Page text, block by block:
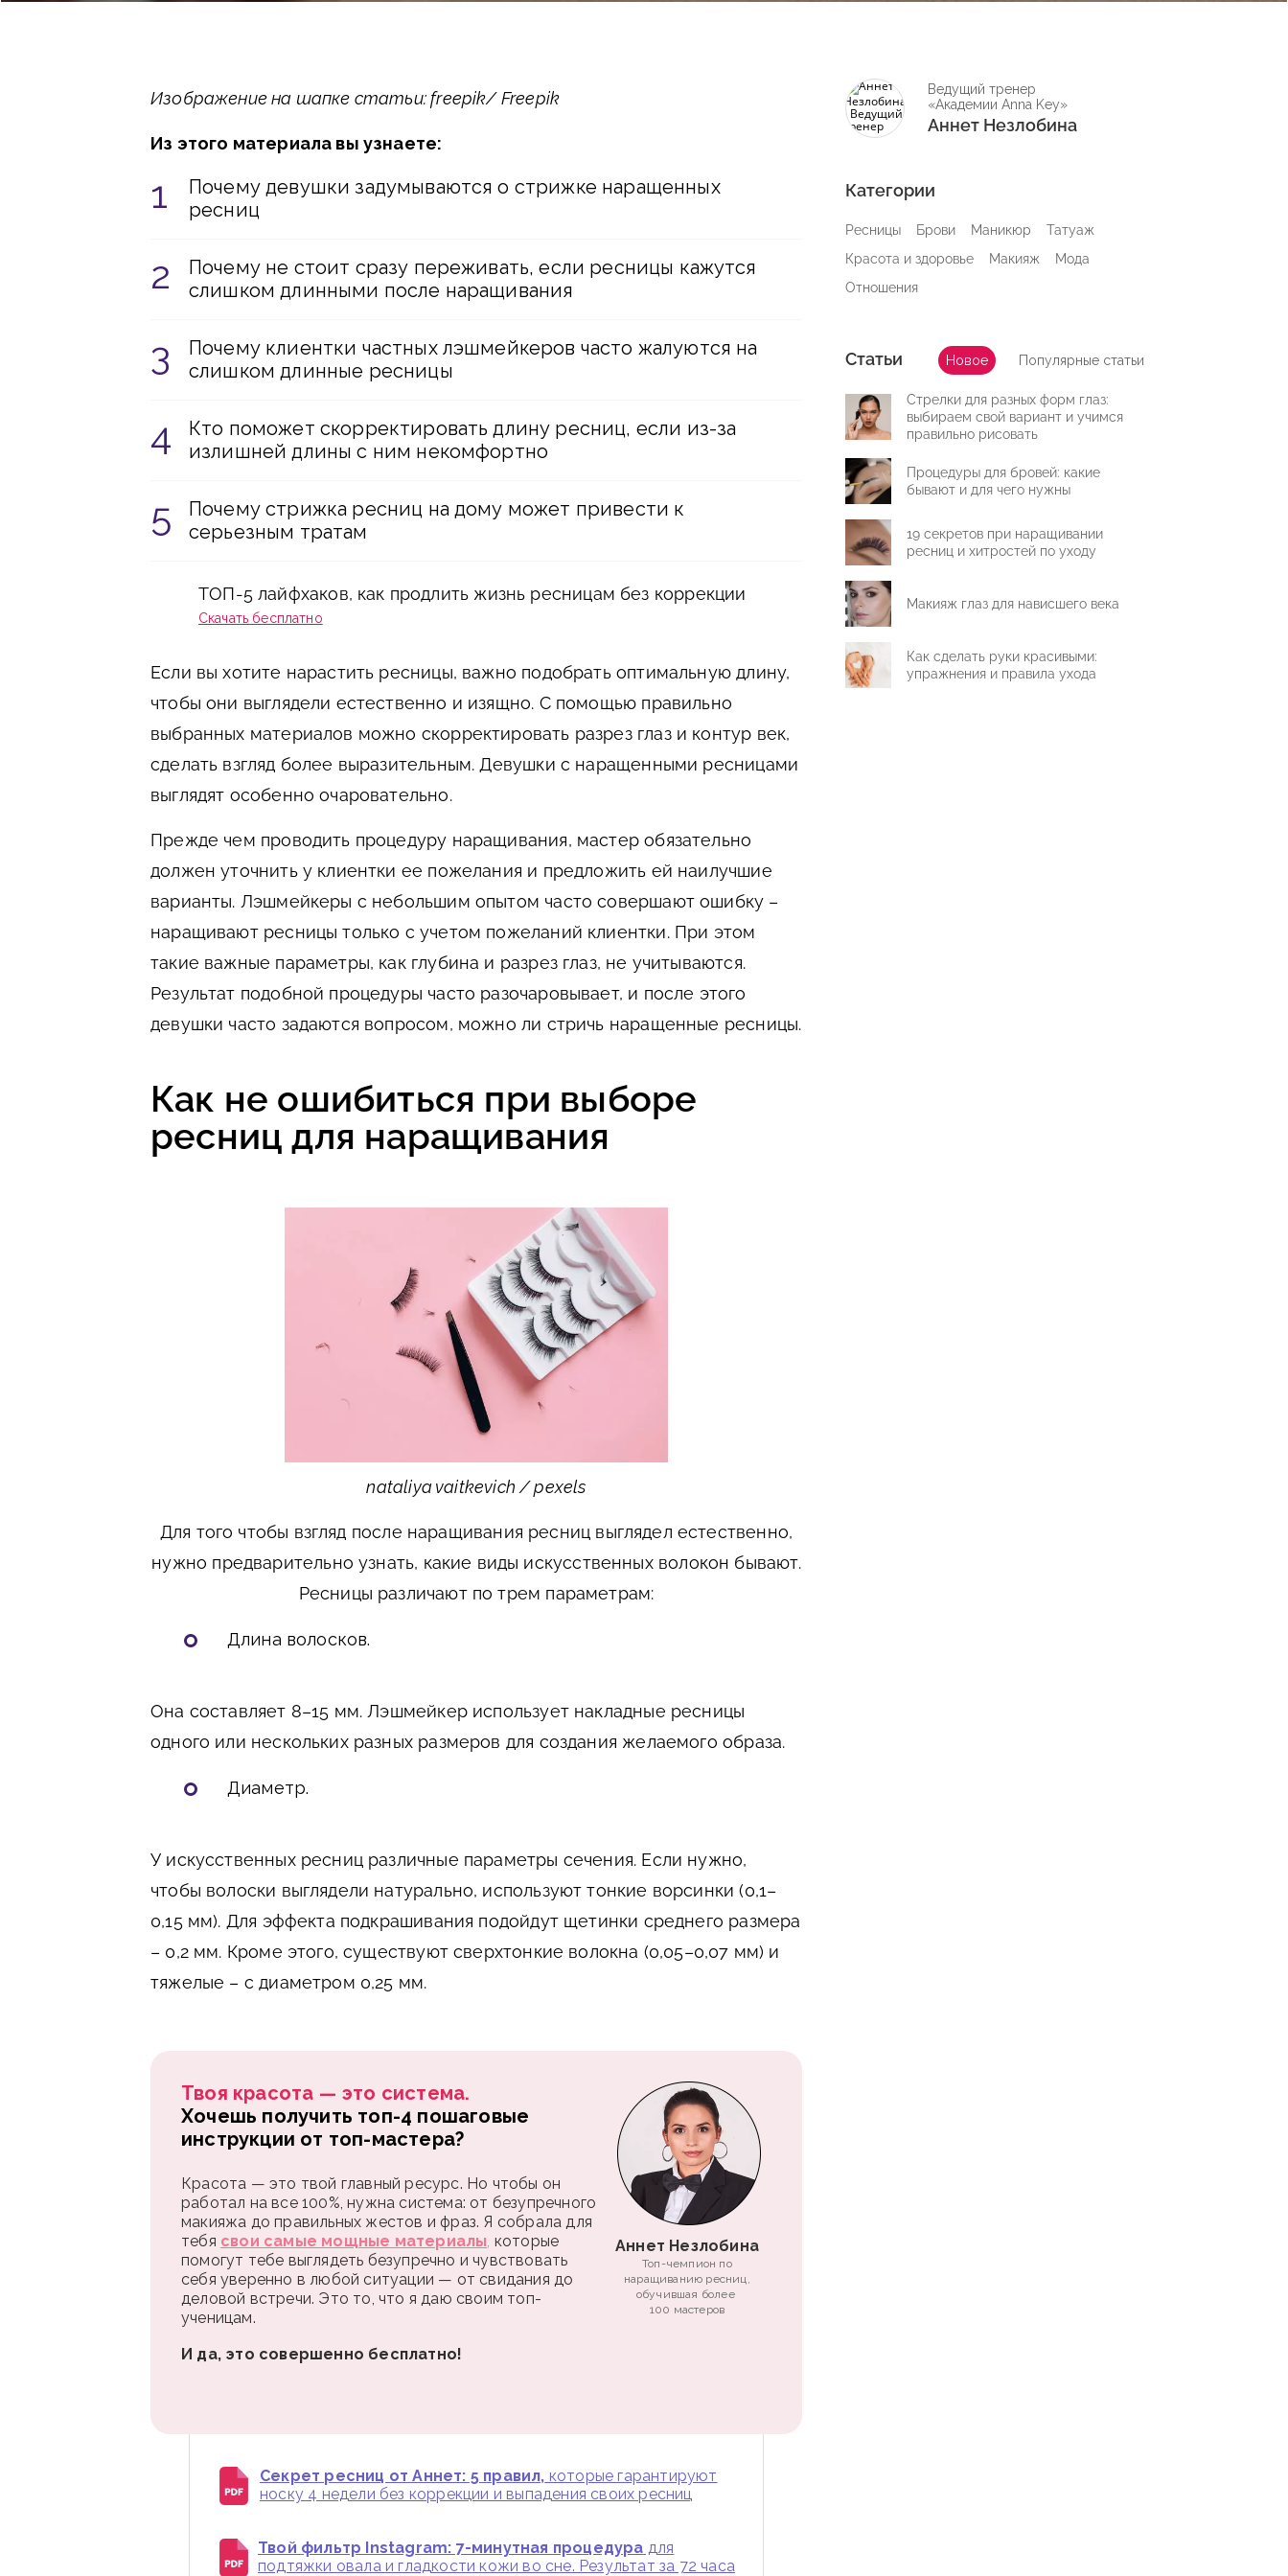
Изображение на шапке статьи: freepik/ Freepik
Из этого материала вы узнаете:
Почему девушки задумываются о стрижке наращенных
ресниц
Почему не стоит сразу переживать, если ресницы кажутся
слишком длинными после наращивания
Почему клиентки частных лэшмейкеров часто жалуются на
слишком длинные ресницы
Кто поможет скорректировать длину ресниц, если из-за
излишней длины с ним некомфортно
Почему стрижка ресниц на дому может привести к
серьезным тратам
ТОП-5 лайфхаков, как продлить жизнь ресницам без коррекции
Скачать бесплатно
Если вы хотите нарастить ресницы, важно подобрать оптимальную длину,
чтобы они выглядели естественно и изящно. С помощью правильно
выбранных материалов можно скорректировать разрез глаз и контур век,
сделать взгляд более выразительным. Девушки с наращенными ресницами
выглядят особенно очаровательно.
Прежде чем проводить процедуру наращивания, мастер обязательно
должен уточнить у клиентки ее пожелания и предложить ей наилучшие
варианты. Лэшмейкеры с небольшим опытом часто совершают ошибку –
наращивают ресницы только с учетом пожеланий клиентки. При этом
такие важные параметры, как глубина и разрез глаз, не учитываются.
Результат подобной процедуры часто разочаровывает, и после этого
девушки часто задаются вопросом, можно ли стричь наращенные ресницы.
Как не ошибиться при выборе
ресниц для наращивания
nataliya vaitkevich / pexels
Для того чтобы взгляд после наращивания ресниц выглядел естественно,
нужно предварительно узнать, какие виды искусственных волокон бывают.
Ресницы различают по трем параметрам:
Длина волосков.
Она составляет 8–15 мм. Лэшмейкер использует накладные ресницы
одного или нескольких разных размеров для создания желаемого образа.
Диаметр.
У искусственных ресниц различные параметры сечения. Если нужно,
чтобы волоски выглядели натурально, используют тонкие ворсинки (0,1–
0,15 мм). Для эффекта подкрашивания подойдут щетинки среднего размера
– 0,2 мм. Кроме этого, существуют сверхтонкие волокна (0,05–0,07 мм) и
тяжелые – с диаметром 0,25 мм.
Твоя красота — это система.
Хочешь получить топ-4 пошаговые
инструкции от топ-мастера?
Красота — это твой главный ресурс. Но чтобы он
работал на все 100%, нужна система: от безупречного
макияжа до правильных жестов и фраз. Я собрала для
тебя свои самые мощные материалы, которые
помогут тебе выглядеть безупречно и чувствовать
себя уверенно в любой ситуации — от свидания до
деловой встречи. Это то, что я даю своим топ-
ученицам.
И да, это совершенно бесплатно!
Аннет Незлобина
Топ-чемпион по
наращиванию ресниц,
обучившая более
100 мастеров
Секрет ресниц от Аннет: 5 правил, которые гарантируют
носку 4 недели без коррекции и выпадения своих ресниц
Твой фильтр Instagram: 7-минутная процедура для
подтяжки овала и гладкости кожи во сне. Результат за 72 часа
Ведущий тренер
«Академии Anna Key»
Аннет Незлобина
Категории
Ресницы Брови Маникюр
Татуаж
Красота и здоровье
Макияж
Мода
Отношения
Статьи Новое Популярные статьи
Стрелки для разных форм глаз:
выбираем свой вариант и учимся
правильно рисовать
Процедуры для бровей: какие
бывают и для чего нужны
19 секретов при наращивании
ресниц и хитростей по уходу
Макияж глаз для нависшего века
Как сделать руки красивыми:
упражнения и правила ухода